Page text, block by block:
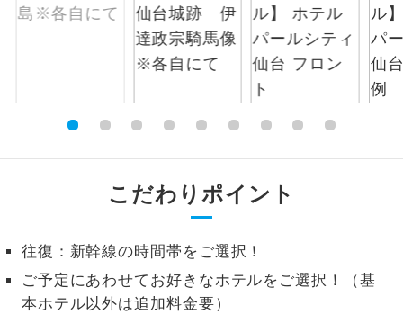
こだわりポイント
往復：新幹線の時間帯をご選択！
ご予定にあわせてお好きなホテルをご選択！（基
本ホテル以外は追加料金要）
ご宿泊ホテルに露天風呂が付いていま
す。
ご宿泊ホテルに大浴場が付いています。
事の心配はいりません。（機内食を除
お部屋にてゆっくりとお召し上がりいた
トラベルイヤ
ホン
周りの音を気にせず、ガイドさんの説明
をじっくり聞くことができます。